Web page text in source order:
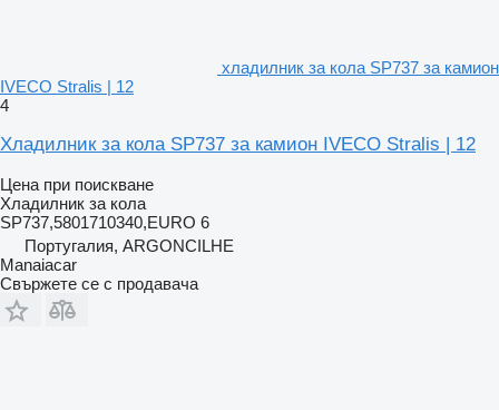
хладилник за кола SP737 за камион
IVECO Stralis | 12
4
Хладилник за кола SP737 за камион IVECO Stralis | 12
Цена при поискване
Хладилник за кола
SP737,5801710340,EURO 6
Португалия, ARGONCILHE
Manaiacar
Свържете се с продавача